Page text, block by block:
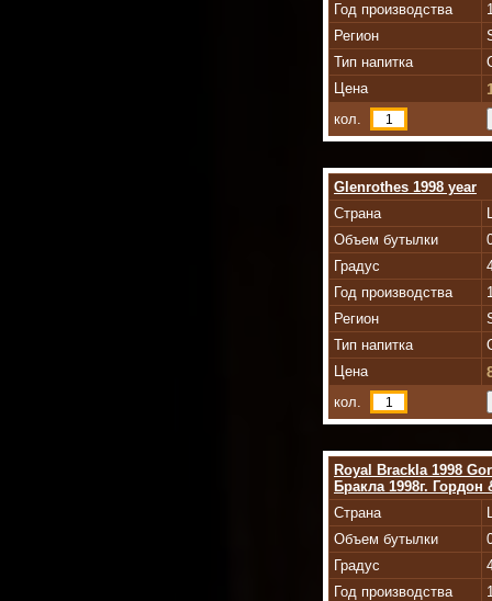
Год производства
Регион
Тип напитка
Цена
кол.
Glenrothes 1998 year
Страна
Объем бутылки
Градус
Год производства
Регион
Тип напитка
Цена
кол.
Royal Brackla 1998
Бракла 1998г.
Страна
Объем бутылки
Градус
Год производства